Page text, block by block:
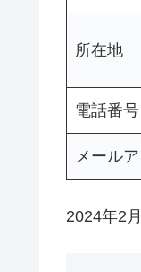
所在地
電話番号
メール
2024年2